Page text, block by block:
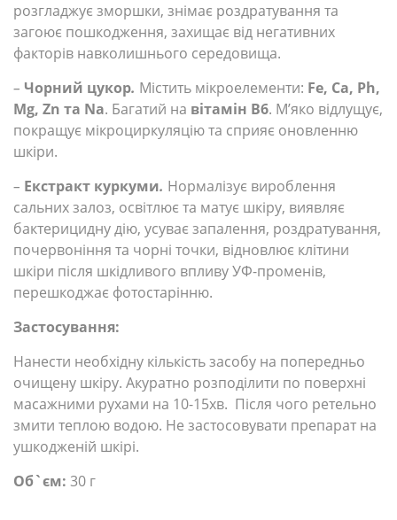
розгладжує зморшки, знімає роздратування та
загоює пошкодження, захищає від негативних
факторів навколишнього середовища.
– Чорний цукор. Містить мікроелементи: Fe, Ca, Ph,
Mg, Zn та Na. Багатий на вітамін В6. М’яко відлущує,
покращує мікроциркуляцію та сприяє оновленню
шкіри.
– Екстракт куркуми. Нормалізує вироблення
сальних залоз, освітлює та матує шкіру, виявляє
бактерицидну дію, усуває запалення, роздратування,
почервоніння та чорні точки, відновлює клітини
шкіри після шкідливого впливу УФ-променів,
перешкоджає фотостарінню.
Застосування:
Нанести необхідну кількість засобу на попередньо
очищену шкіру. Акуратно розподілити по поверхні
масажними рухами на 10-15хв. Після чого ретельно
змити теплою водою. Не застосовувати препарат на
ушкодженій шкірі.
Об`єм: 30 г